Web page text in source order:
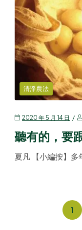
清淨農法
2020 年 5 月 14 日
聽有的，要
夏凡 【小編按】
1